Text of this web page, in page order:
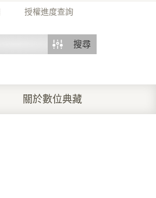
授權進度查詢
搜尋
關於數位典藏